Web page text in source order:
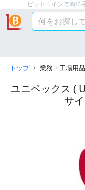
ビットコインで簡単
トップ 業務・工場用品
ユニペックス (
サ